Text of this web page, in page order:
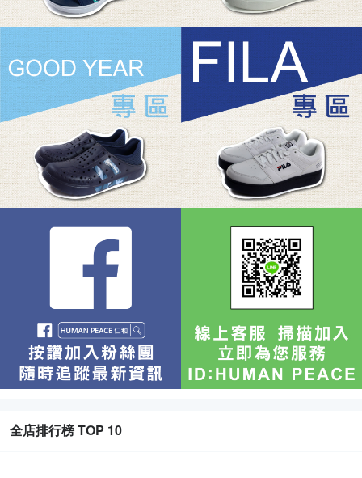
全店排行榜 TOP 10